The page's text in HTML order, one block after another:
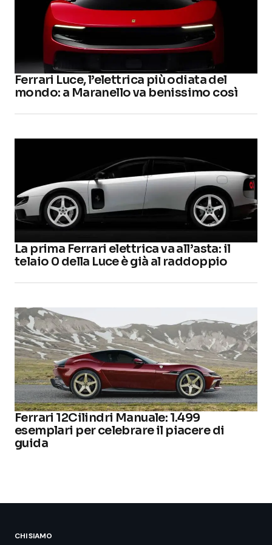
Ferrari Luce, l’elettrica più odiata del
mondo: a Maranello va benissimo così
La prima Ferrari elettrica va all’asta: il
telaio 0 della Luce è già al raddoppio
Ferrari 12Cilindri Manuale: 1.499
esemplari per celebrare il piacere di
guida
CHI SIAMO